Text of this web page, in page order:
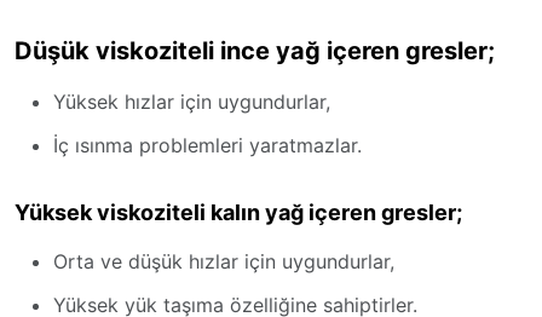
Düşük viskoziteli ince yağ içeren gresler;
Yüksek hızlar için uygundurlar,
İç ısınma problemleri yaratmazlar.
Yüksek viskoziteli kalın yağ içeren gresler;
Orta ve düşük hızlar için uygundurlar,
Yüksek yük taşıma özelliğine sahiptirler.